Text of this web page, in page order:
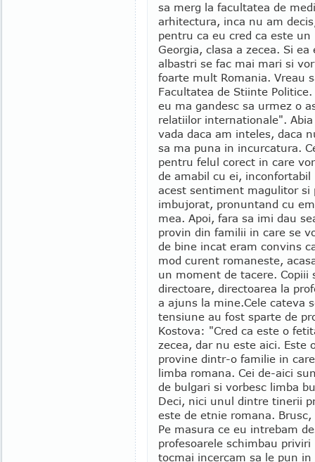
sa merg la facultatea de
arhitectura, inca nu am
pentru ca eu cred ca este
Georgia, clasa a zecea. Si
albastri se fac mai mari si
foarte mult Romania. Vreau
Facultatea de Stiinte
eu ma gandesc sa urmez o
relatiilor internationale".
vada daca am inteles, daca
sa ma puna in incurcatura.
pentru felul corect in care
de amabil cu ei,
acest sentiment magulitor si
imbujorat, pronuntand cu
mea. Apoi, fara sa imi dau
provin din familii in care se
de bine incat eram convins
mod curent romaneste,
un moment de tacere.
directoare, directoarea la
a ajuns la mine.Cele cateva
tensiune au fost sparte de
Kostova: "Cred ca este o
zecea, dar nu este aici. Este
provine dintr-o familie in
limba romana. Cei de-aici
de bulgari si vorbesc limba
Deci, nici unul dintre tinerii
este de etnie romana.
Pe masura ce eu intrebam
profesoarele schimbau
tocmai incercam sa le pun